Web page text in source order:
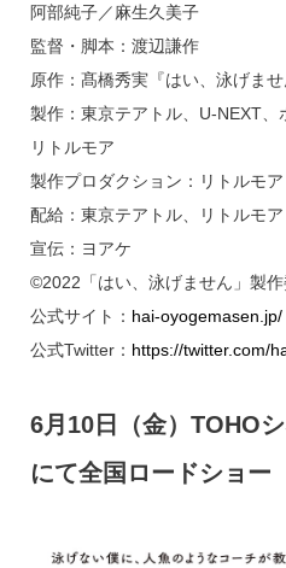
阿部純子／麻生久美子
監督・脚本：渡辺謙作
原作：髙橋秀実『はい、泳げませ
製作：東京テアトル、U-NEXT、
リトルモア
製作プロダクション：リトルモア
配給：東京テアトル、リトルモア
宣伝：ヨアケ
©2022「はい、泳げません」製作
公式サイト： hai-oyogemasen.jp/
公式Twitter： https://twitter.com/
6月10日（金）TOHO
にて全国ロードショー